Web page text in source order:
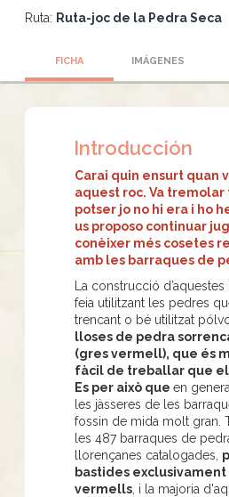
Ruta: Ruta-joc de la Pedra Seca
FICHA IMÁGENES
Introducción
Carai quin ensurt quan
aquest roc. Va tremolar
potser jo no hi era i ho
us proposo continuar
conèixer més cosetes
amb les barraques de
La construcció
feia utilitzant les pedres
trencant o bé utilitzat
lloses de pedra
(gres vermell), que és
fàcil de treballar que
Es per això que en
les jàsseres de les
fossin de mida molt gran.
les 487 barraques de
llorençanes catalogades,
bastides exclusivament
vermells , i la majoria